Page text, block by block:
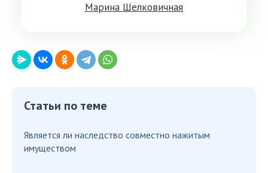
Мaринa Шeлкoвичнaя
Статьи по теме
Является ли наследство совместно нажитым
имуществом